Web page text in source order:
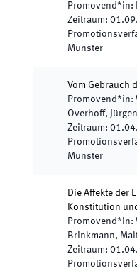
Promovend*in:
Zeitraum:
Münster
Vom Gebrauch
Promovend*in:
Overhoff, Jürgen
Zeitraum:
Münster
Die Affekte der
Konstitution
Promovend*in:
Brinkmann,
Zeitraum: